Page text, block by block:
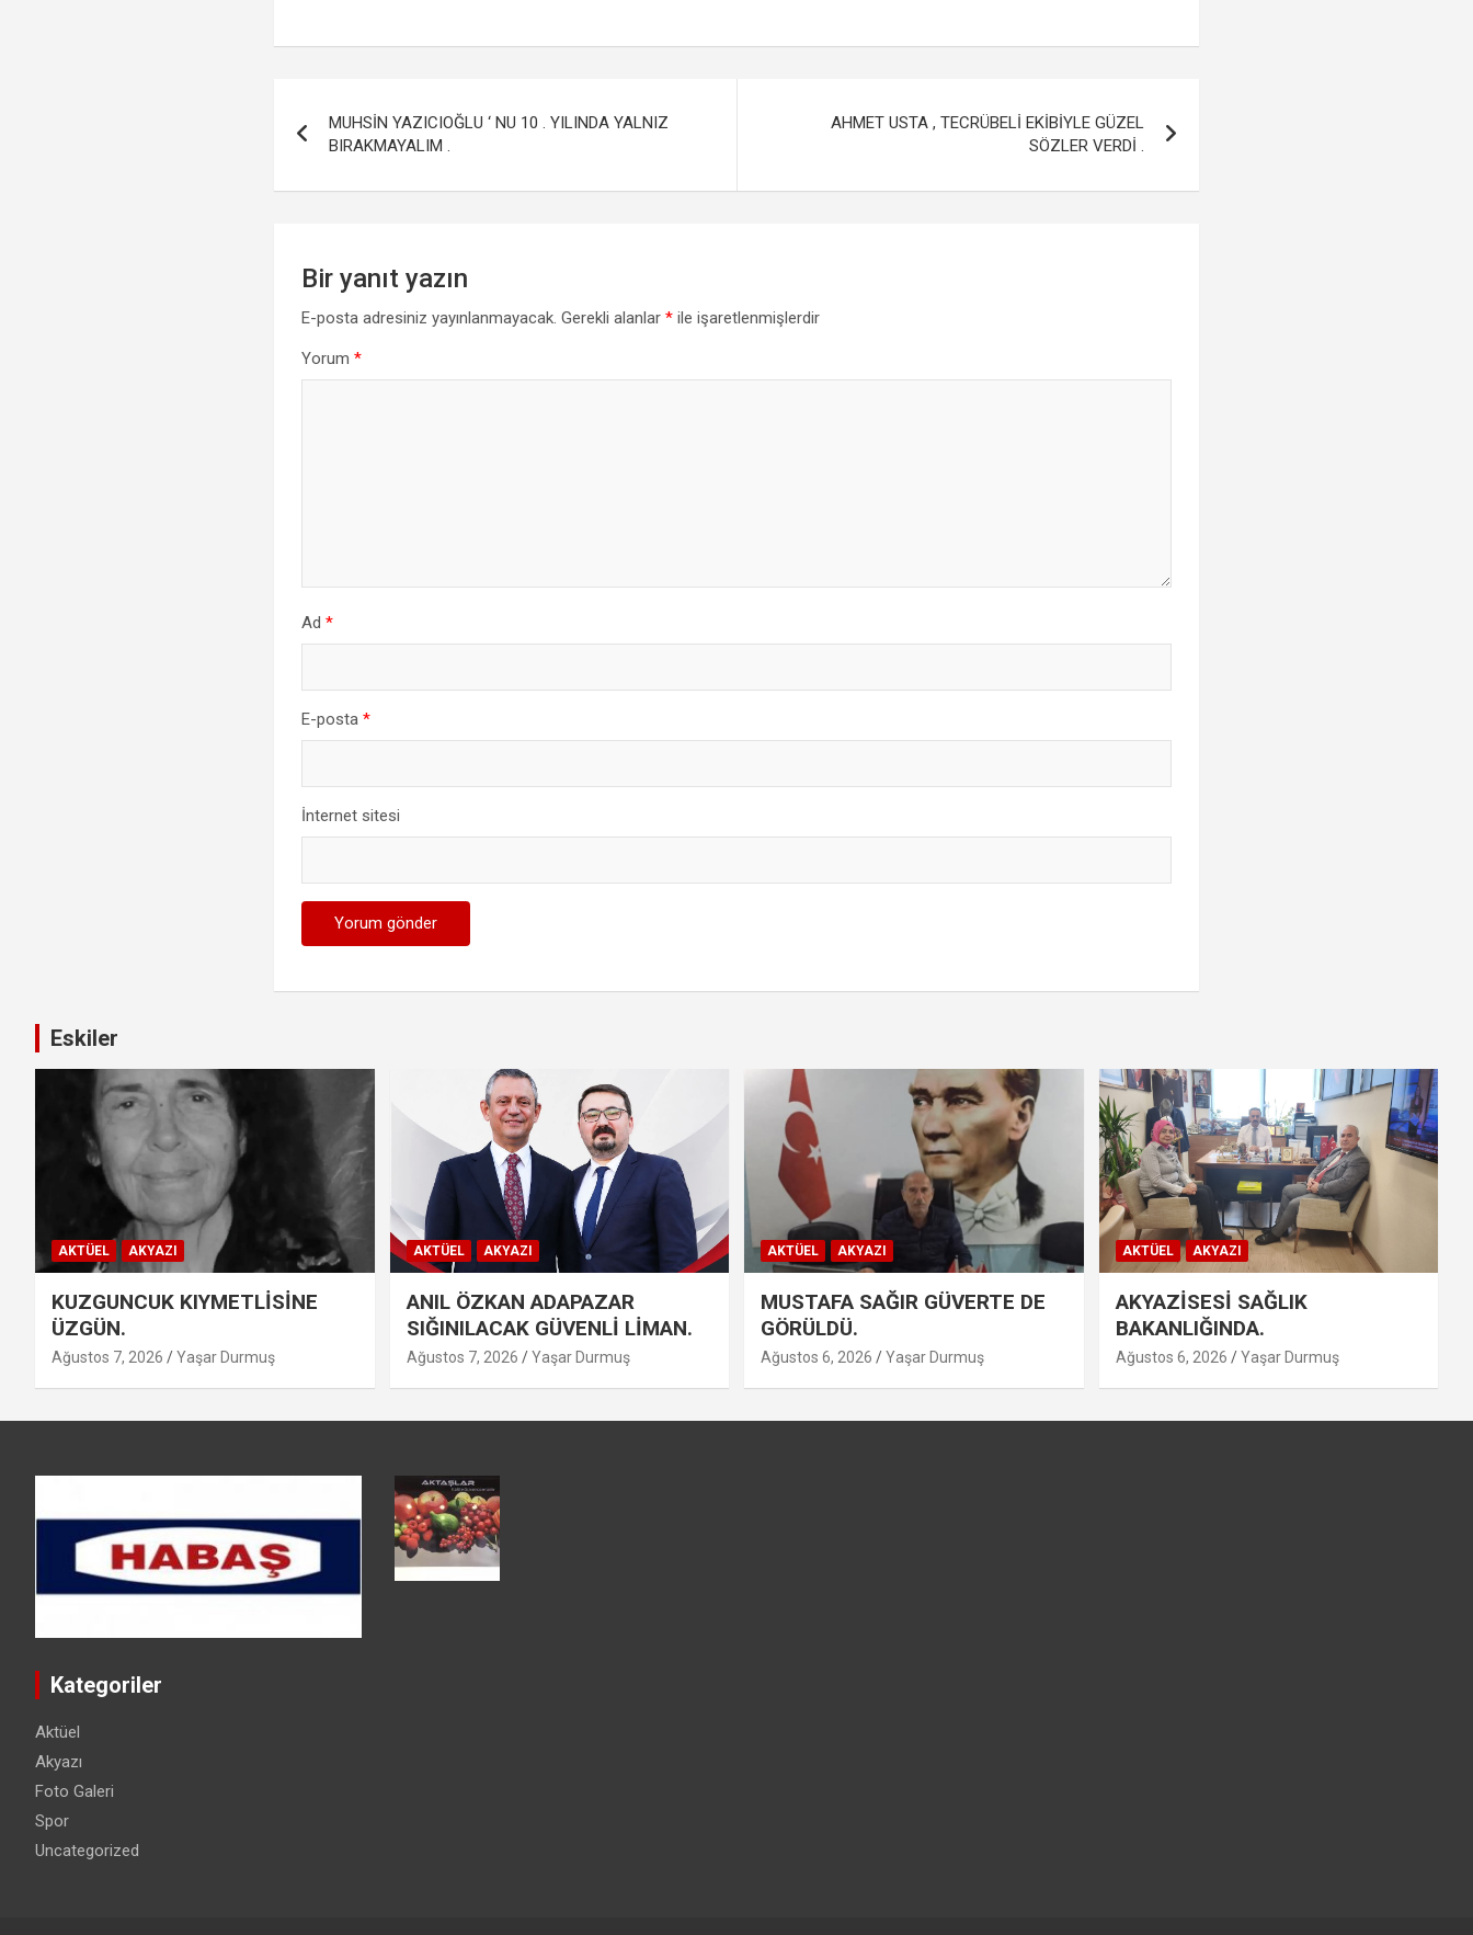
ce
o
o
k
tt at
A
p
p
ail ar
gezinmesi
MUHSİN YAZICIOĞLU ‘ NU 10 . YILINDA YALNIZ
BIRAKMAYALIM .
AHMET USTA , TECRÜBELİ EKİBİYLE GÜZEL
SÖZLER VERDİ .
Bir yanıt yazın
E-posta adresiniz yayınlanmayacak. Gerekli alanlar* ile işaretlenmişlerdir
Yorum*
Ad*
E-posta*
İnternet sitesi
Eskiler
AKTÜEL AKYAZI
KUZGUNCUK KIYMETLİSİNE
ÜZGÜN.
Ağustos 7, 2026 Yaşar Durmuş
AKTÜEL AKYAZI
ANIL ÖZKAN ADAPAZAR
SIĞINILACAK GÜVENLİ LİMAN.
Ağustos 7, 2026 Yaşar Durmuş
AKTÜEL AKYAZI
MUSTAFA SAĞIR GÜVERTE DE
GÖRÜLDÜ.
Ağustos 6, 2026 Yaşar Durmuş
AKTÜEL AKYAZI
AKYAZİSESİ SAĞLIK
BAKANLIĞINDA.
Ağustos 6, 2026 Yaşar Durmuş
Kategoriler
Aktüel
Akyazı
Foto Galeri
Spor
Uncategorized